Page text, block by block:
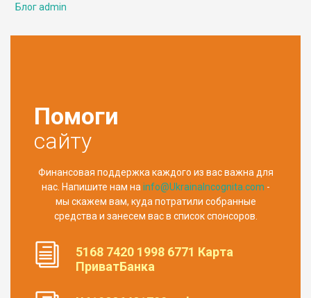
Блог admin
Помоги
сайту
Финансовая поддержка каждого из вас важна для
нас. Напишите нам на info@UkrainaIncognita.com -
мы скажем вам, куда потратили собранные
средства и занесем вас в список спонсоров.
5168 7420 1998 6771 Карта
ПриватБанка